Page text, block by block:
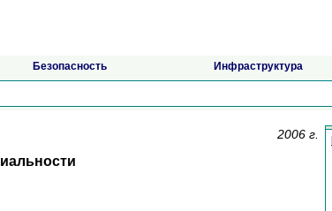
Безопасность Инфраструктура
2006 г.